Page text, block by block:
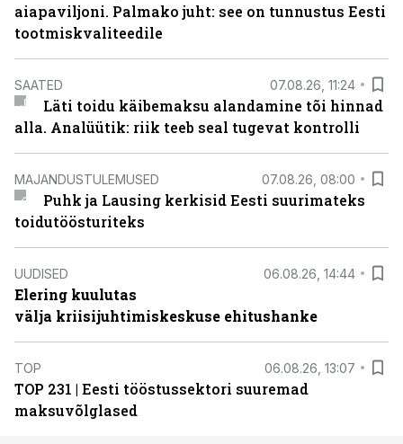
aiapaviljoni. Palmako juht: see on tunnustus Eesti
tootmiskvaliteedile
SAATED 07.08.26, 11:24
Läti toidu käibemaksu alandamine tõi hinnad
alla. Analüütik: riik teeb seal tugevat kontrolli
MAJANDUSTULEMUSED 07.08.26, 08:00
Puhk ja Lausing kerkisid Eesti suurimateks
toidutöösturiteks
UUDISED 06.08.26, 14:44
Elering kuulutas
välja kriisijuhtimiskeskuse ehitushanke
TOP 06.08.26, 13:07
TOP 231 | Eesti tööstussektori suuremad
maksuvõlglased